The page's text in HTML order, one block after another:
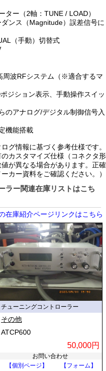
ター（2軸：TUNE / LOAD）
ンス（Magnitude）誤差信号に
（手動）切替式
周波RFシステム（※適合するマ
ジション表示、手動操作スイッ
のアナログ/デジタル制御信号入
機能搭載
グ情報に基づく参考仕様です。
カスタマイズ仕様（コネクタ形
が異なる場合があります。正確
カー資料をご確認ください。）
ラー関連在庫リストはこち
在庫紹介ページリンクはこちら
チューニングコントローラー
その他
ATCP600
50,000円
お問い合わせ
【個別ページ】
【フォーム】